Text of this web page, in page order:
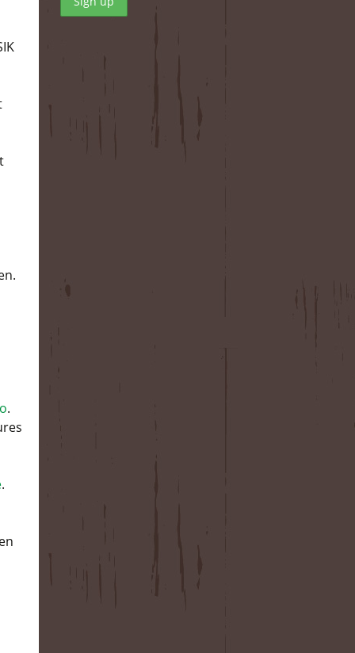
.
.